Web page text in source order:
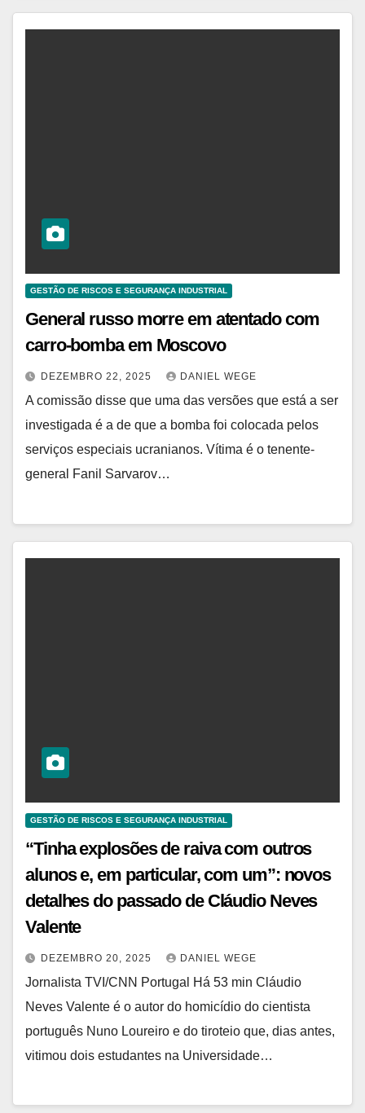
GESTÃO DE RISCOS E SEGURANÇA INDUSTRIAL
General russo morre em atentado com
carro-bomba em Moscovo
DEZEMBRO 22, 2025 DANIEL WEGE
A comissão disse que uma das versões que está a ser
investigada é a de que a bomba foi colocada pelos
serviços especiais ucranianos. Vítima é o tenente-
general Fanil Sarvarov…
GESTÃO DE RISCOS E SEGURANÇA INDUSTRIAL
“Tinha explosões de raiva com outros
alunos e, em particular, com um”: novos
detalhes do passado de Cláudio Neves
Valente
DEZEMBRO 20, 2025 DANIEL WEGE
Jornalista TVI/CNN Portugal Há 53 min Cláudio
Neves Valente é o autor do homicídio do cientista
português Nuno Loureiro e do tiroteio que, dias antes,
vitimou dois estudantes na Universidade…